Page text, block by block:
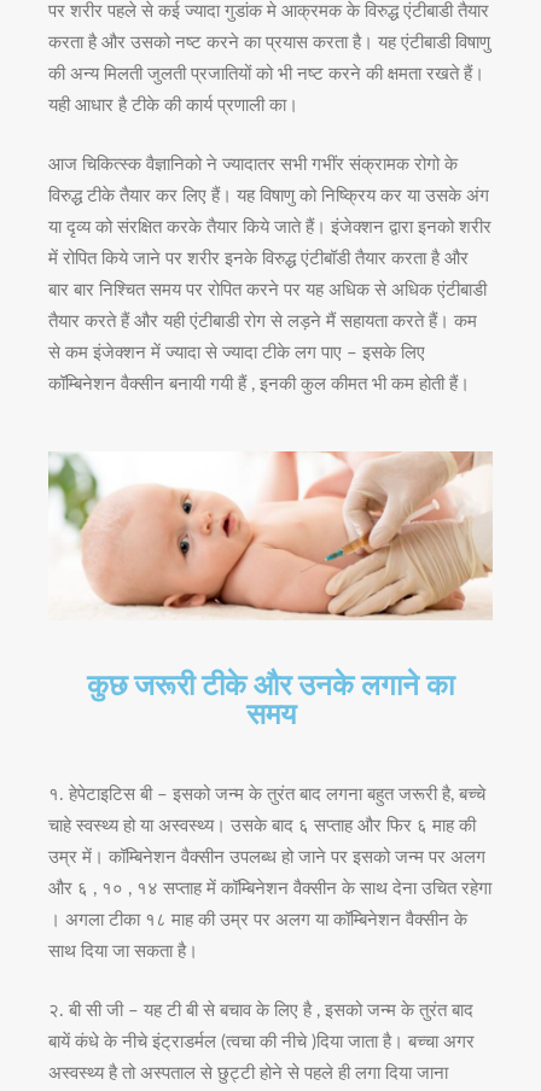
पर शरीर पहले से कई ज्यादा गुडांक मे आक्रमक के विरुद्ध एंटीबाडी तैयार
करता है और उसको नष्ट करने का प्रयास करता है। यह एंटीबाडी विषाणु
की अन्य मिलती जुलती प्रजातियों को भी नष्ट करने की क्षमता रखते हैं।
यही आधार है टीके की कार्य प्रणाली का।
आज चिकित्स्क वैज्ञानिको ने ज्यादातर सभी गभींर संक्रामक रोगो के
विरुद्ध टीके तैयार कर लिए हैं। यह विषाणु को निष्क्रिय कर या उसके अंग
या दृव्य को संरक्षित करके तैयार किये जाते हैं। इंजेक्शन द्वारा इनको शरीर
में रोपित किये जाने पर शरीर इनके विरुद्ध एंटीबॉडी तैयार करता है और
बार बार निश्चित समय पर रोपित करने पर यह अधिक से अधिक एंटीबाडी
तैयार करते हैं और यही एंटीबाडी रोग से लड़ने मैं सहायता करते हैं। कम
से कम इंजेक्शन में ज्यादा से ज्यादा टीके लग पाए – इसके लिए
कॉम्बिनेशन वैक्सीन बनायी गयी हैं , इनकी कुल कीमत भी कम होती हैं।
कुछ जरूरी टीके और उनके लगाने का
समय
१. हेपेटाइटिस बी – इसको जन्म के तुरंत बाद लगना बहुत जरूरी है, बच्चे
चाहे स्वस्थ्य हो या अस्वस्थ्य। उसके बाद ६ सप्ताह और फिर ६ माह की
उम्र में। कॉम्बिनेशन वैक्सीन उपलब्ध हो जाने पर इसको जन्म पर अलग
और ६ , १० , १४ सप्ताह में कॉम्बिनेशन वैक्सीन के साथ देना उचित रहेगा
। अगला टीका १८ माह की उम्र पर अलग या कॉम्बिनेशन वैक्सीन के
साथ दिया जा सकता है।
२. बी सी जी – यह टी बी से बचाव के लिए है , इसको जन्म के तुरंत बाद
बायें कंधे के नीचे इंट्राडर्मल (त्वचा की नीचे )दिया जाता है। बच्चा अगर
अस्वस्थ्य है तो अस्पताल से छुट्टी होने से पहले ही लगा दिया जाना